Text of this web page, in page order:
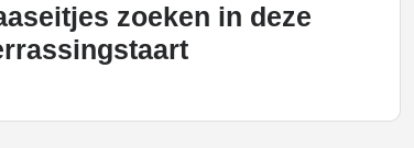
zoeken in deze